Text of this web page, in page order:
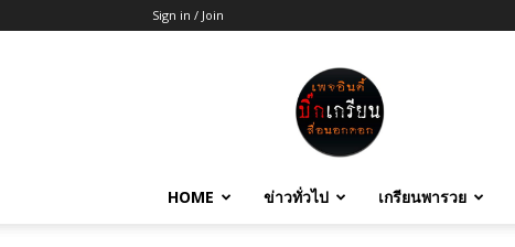
Sign in / Join
บิ๊ก
เกรียน
HOME ข่าวทั่วไป เกรียนพารวย